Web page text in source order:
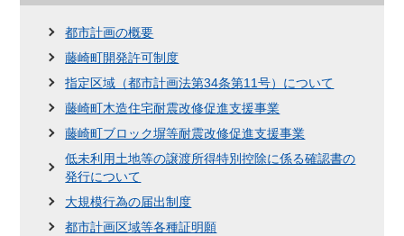
都市計画の概要
藤崎町開発許可制度
指定区域（都市計画法第34条第11号）について
藤崎町木造住宅耐震改修促進支援事業
藤崎町ブロック塀等耐震改修促進支援事業
低未利用土地等の譲渡所得特別控除に係る確認書の
発行について
大規模行為の届出制度
都市計画区域等各種証明願